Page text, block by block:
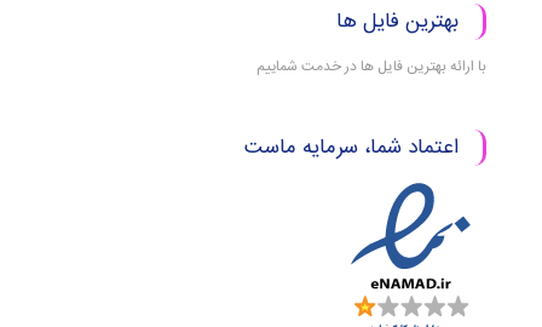
بهترین فایل ها
با ارائه بهترین فایل ها در خدمت شماییم
اعتماد شما، سرمایه ماست